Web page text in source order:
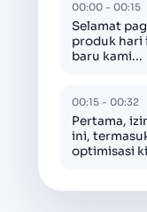
00:00 - 00:15
Selamat
produk hari
baru kami...
00:15 - 00:32
Pertama,
ini,
optimisasi